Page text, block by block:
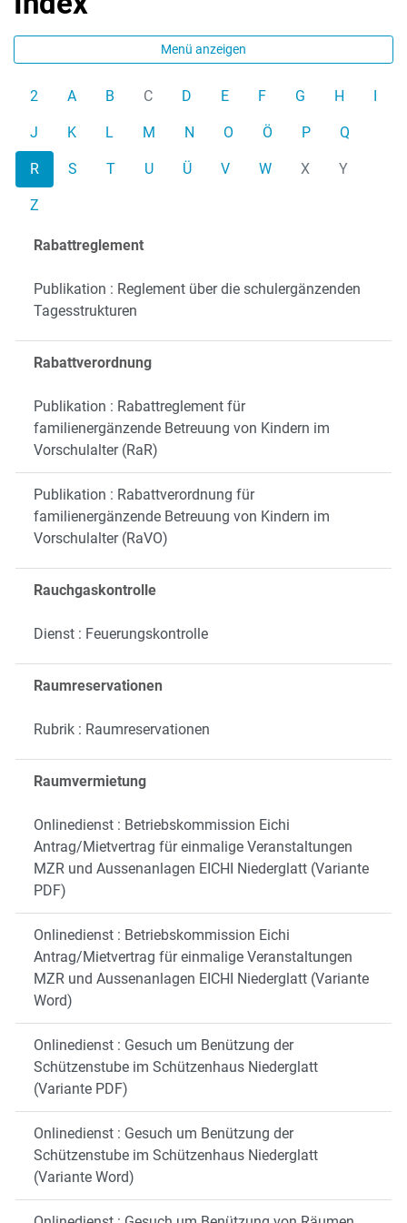
Menü anzeigen
2 A B C D E F G H I
J K L M N O Ö P Q
R S T U Ü V W X Y
Z
Rabattreglement
Publikation : Reglement über die schulergänzenden
Tagesstrukturen
Rabattverordnung
Publikation : Rabattreglement für
familienergänzende Betreuung von Kindern im
Vorschulalter (RaR)
Publikation : Rabattverordnung für
familienergänzende Betreuung von Kindern im
Vorschulalter (RaVO)
Rauchgaskontrolle
Dienst : Feuerungskontrolle
Raumreservationen
Rubrik : Raumreservationen
Raumvermietung
Onlinedienst : Betriebskommission Eichi
Antrag/Mietvertrag für einmalige Veranstaltungen
MZR und Aussenanlagen EICHI Niederglatt (Variante
PDF)
Onlinedienst : Betriebskommission Eichi
Antrag/Mietvertrag für einmalige Veranstaltungen
MZR und Aussenanlagen EICHI Niederglatt (Variante
Word)
Onlinedienst : Gesuch um Benützung der
Schützenstube im Schützenhaus Niederglatt
(Variante PDF)
Onlinedienst : Gesuch um Benützung der
Schützenstube im Schützenhaus Niederglatt
(Variante Word)